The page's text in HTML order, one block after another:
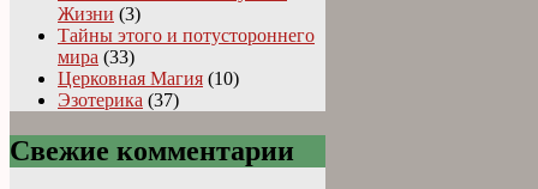
Жизни (3)
Тайны этого и потустороннего
мира (33)
Церковная Магия (10)
Эзотерика (37)
Свежие комментарии